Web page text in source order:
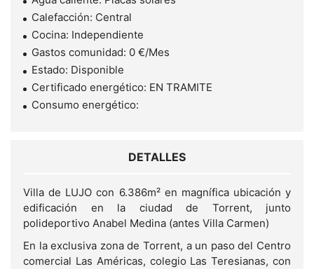
Calefacción: Central
Cocina: Independiente
Gastos comunidad: 0 €/Mes
Estado: Disponible
Certificado energético: EN TRAMITE
Consumo energético:
DETALLES
Villa de LUJO con 6.386m² en magnífica ubicación y
edificación en la ciudad de Torrent, junto
polideportivo Anabel Medina (antes Villa Carmen)
En la exclusiva zona de Torrent, a un paso del Centro
comercial Las Américas, colegio Las Teresianas, con